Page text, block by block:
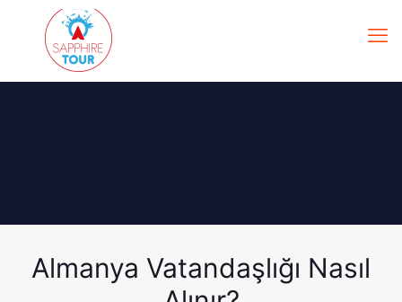
Almanya Vatandaşlığı Nasıl